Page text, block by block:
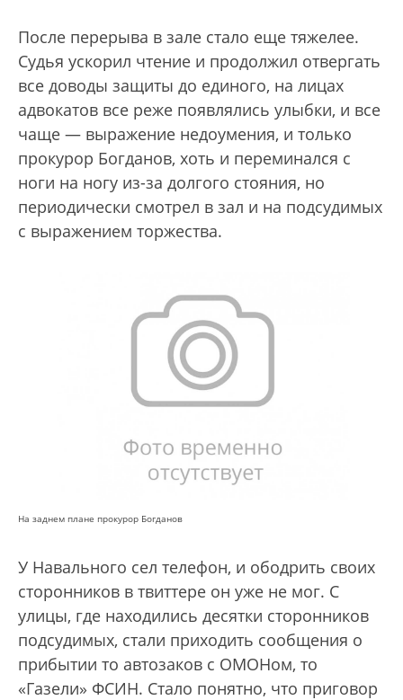
После перерыва в зале стало еще тяжелее.
Судья ускорил чтение и продолжил отвергать
все доводы защиты до единого, на лицах
адвокатов все реже появлялись улыбки, и все
чаще — выражение недоумения, и только
прокурор Богданов, хоть и переминался с
ноги на ногу из-за долгого стояния, но
периодически смотрел в зал и на подсудимых
с выражением торжества.
На заднем плане прокурор Богданов
У Навального сел телефон, и ободрить своих
сторонников в твиттере он уже не мог. С
улицы, где находились десятки сторонников
подсудимых, стали приходить сообщения о
прибытии то автозаков с ОМОНом, то
«Газели» ФСИН. Стало понятно, что приговор